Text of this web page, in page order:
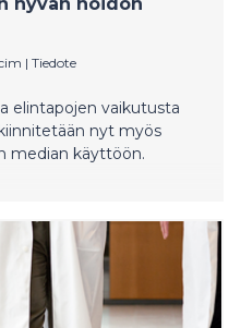
| Tiedote
elintapojen vaikutusta
nyt myös
median käyttöön.